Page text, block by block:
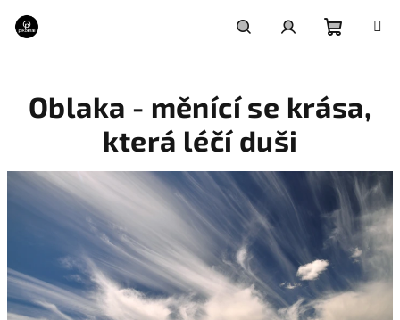
obsah
košík
Oblaka - měnící se krása,
která léčí duši